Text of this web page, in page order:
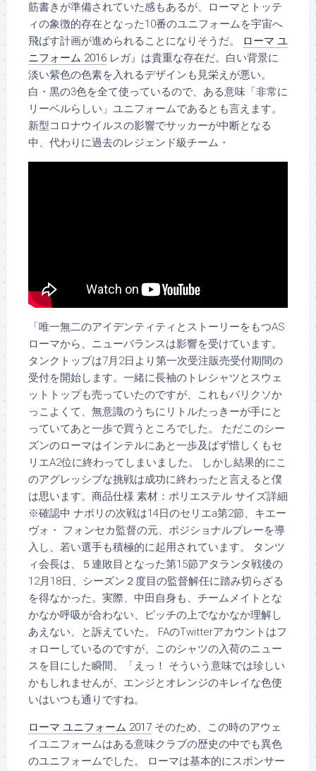
筋書きが準備されていた感もあるが、ローマとトッテ
ィの象徴的存在となった10番のユニフォームを宇宙へ
飛ばす計画が進められることになりそうだ。
ローマ ユ
ニフォーム 2016 レガ』は貴重な存在だ。白い背景に
淡い紫色の色素を入れるデザインも見栄えが悪い。
白・黒の3色を全て使っているので、ある意味「非常に
リーベルらしい」ユニフォームであるとも言えます。
新型コロナウイルスの影響でサッカーが中断となる
中、代わりに過去のレジェンド級チーム・
「唯一無二のアイデンティティとストーリーをもつAS
ローマから、ニューバランスは影響を受けています。
タンクトップは7月2日より第一次受注販売受付期間の
受付を開始します。一緒に長袖のトレシャツとスウェ
ットトップも売っていたのですが、これもバリクソか
っこよくて、無意識のうちにリトルたっきーが手にと
っていてあと一歩で買うところでした。 ただこのシー
ズンのローマはインテルにあと一歩及ばず惜しくもセ
リエA2位に終わってしまいました。 しかし結果的にこ
のアグレッシブな挑戦は成功に終わったと言えると僕
は思います。商品仕様 素材：ポリエステル サイズ詳細
※確認中 ナポリの次戦は14日のセリエa第2節、キエー
ヴォ・ フォンセカ監督の元、ポジショナルプレーを導
入し、若い選手も積極的に起用されています。 タンツ
ィ会長は、５連敗目となった第15節アタランタ戦後の
12月18日、シーズン２度目の監督解任に踏み切らざる
を得なかった。実際、中田自身も、チームメイトとな
かなか呼吸が合わない、ピッチの上でなかなか理解し
あえない、と訴えていた。 FAのTwitterアカウントはフ
ォローしているのですが、このシャツの入荷のニュー
スを目にした瞬間、「えっ！ そういう意味では珍しい
かもしれませんが、エンジとオレンジのキレイな色使
いはいつも通りですね。
ローマ ユニフォーム 2017 そのため、この時のアウェ
イユニフォームはある意味クラブの歴史の中でも異色
のユニフォームでした。 ローマは基本的にスポンサー